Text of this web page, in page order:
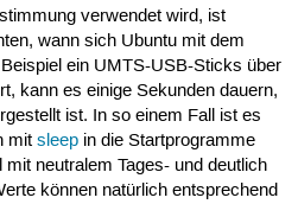
verwendet wird, ist
wann sich Ubuntu mit dem
ein UMTS-USB-Sticks über
kann es einige Sekunden dauern,
ist. In so einem Fall ist es
mit sleepin die Startprogramme
neutralem Tages- und deutlich
können natürlich entsprechend